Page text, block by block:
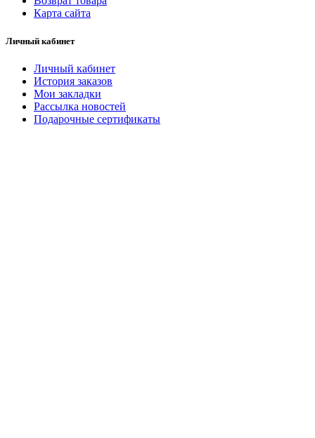
Карта сайта
Личный кабинет
Личный кабинет
История заказов
Мои закладки
Рассылка новостей
Подарочные сертификаты